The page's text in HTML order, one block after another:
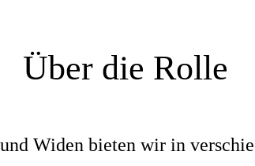
Über die Rolle
Widen bieten wir in